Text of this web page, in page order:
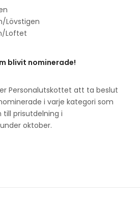
Lövstigen
Loftet
blivit nominerade!
Personalutskottet att ta beslut
i varje kategori som
prisutdelning i
oktober.